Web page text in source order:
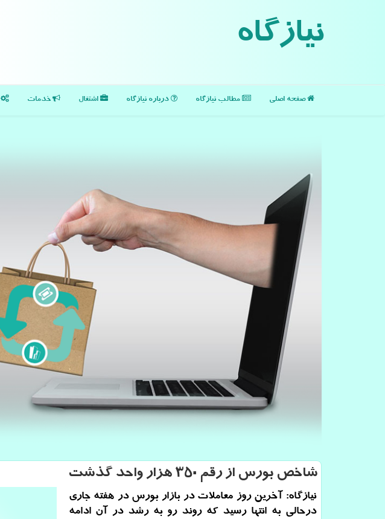
نیازگاه
صفحه اصلی مطالب نیازگاه درباره نیازگاه اشتغال خدمات
شاخص بورس از رقم ۳۵۰ هزار واحد گذشت
نیازگاه: آخرین روز معاملات در بازار بورس در هفته جاری
درحالی به انتها رسید كه روند رو به رشد در آن ادامه